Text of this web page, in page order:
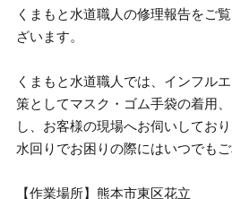
くまもと水道職人の修理報告をご
ざいます。
くまもと水道職人では、インフル
策としてマスク・ゴム手袋の着用
し、お客様の現場へお伺いしており
水回りでお困りの際にはいつでもご
【作業場所】熊本市東区花立